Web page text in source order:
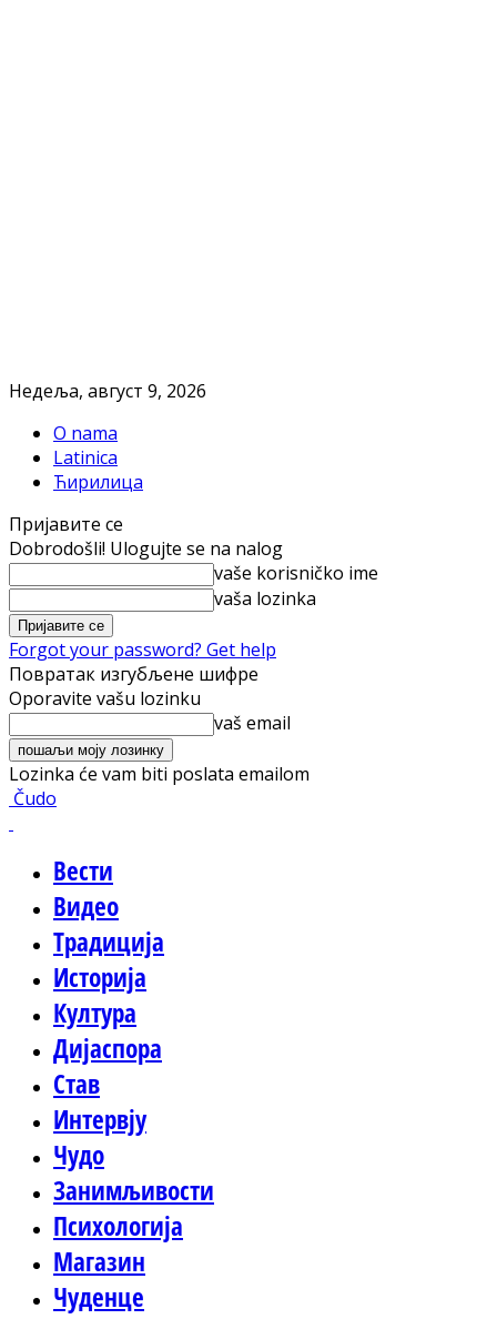
Недеља, август 9, 2026
O nama
Latinica
Ћирилица
Пријавите се
Dobrodošli! Ulogujte se na nalog
vaše korisničko ime
vaša lozinka
Forgot your password? Get help
Повратак изгубљене шифре
Oporavite vašu lozinku
vaš email
Lozinka će vam biti poslata emailom
Čudo
Вести
Видео
Традиција
Историја
Култура
Дијаспора
Став
Интервју
Чудо
Занимљивости
Психологија
Магазин
Чуденце